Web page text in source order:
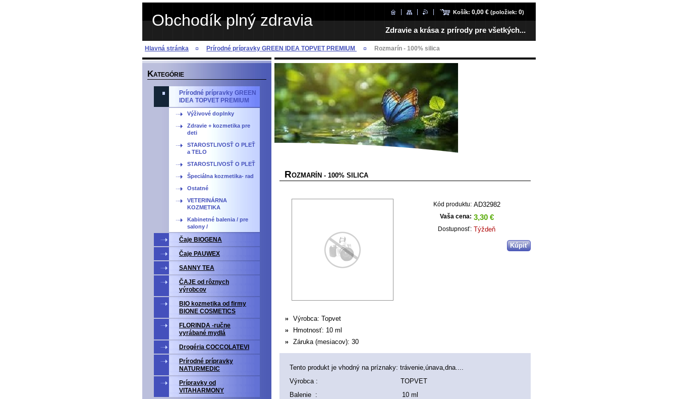
Obchodík plný zdravia Košík: 0,00 € (položiek: 0)
Zdravie a krása z prírody pre všetkých...
Hlavná stránka Prírodné prípravky GREEN IDEA TOPVET PREMIUM Rozmarín - 100% silica
ROZMARÍN - 100% SILICA
Kód produktu: AD32982
Vaša cena: 3,30 €
Dostupnosť: Týždeň
Výrobca: Topvet
Hmotnosť: 10 ml
Záruka (mesiacov): 30
Tento produkt je vhodný na príznaky: trávenie,únava,dna....
Výrobca : TOPVET
Balenie : 10 ml
KATEGÓRIE
Prírodné prípravky GREEN
IDEA TOPVET PREMIUM
Výživové doplnky
Zdravie + kozmetika pre
deti
STAROSTLIVOSŤ O PLEŤ
a TELO
STAROSTLIVOSŤ O PLEŤ
Špeciálna kozmetika- rad
Ostatné
VETERINÁRNA
KOZMETIKA
Kabinetné balenia / pre
salony /
Čaje BIOGENA
Čaje PAUWEX
SANNY TEA
ČAJE od rôznych
výrobcov
BIO kozmetika od firmy
BIONE COSMETICS
FLORINDA -ručne
vyrábané mydlá
Drogéria COCCOLATEVI
Prírodné prípravky
NATURMEDIC
Prípravky od
VITAHARMONY